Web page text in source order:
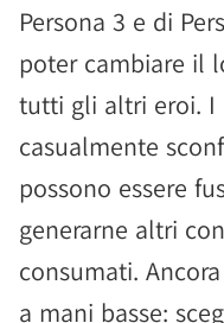
Persona 3 e di
poter cambiare il
tutti gli altri eroi. I
casualmente
possono essere
generarne altri
consumati.
a mani basse: